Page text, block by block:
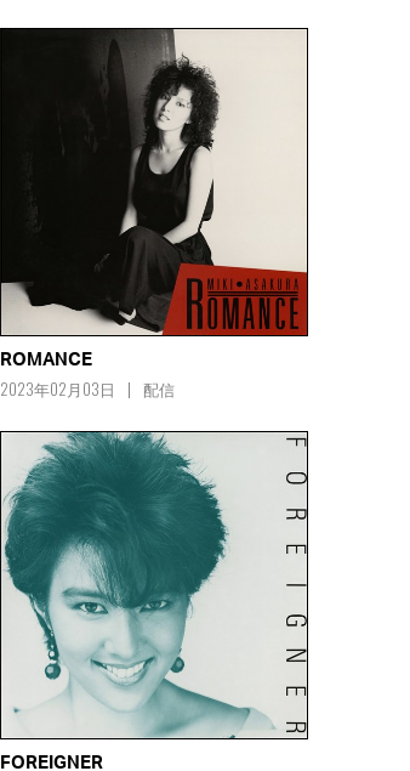
ROMANCE
2023年02月03日 配信
FOREIGNER